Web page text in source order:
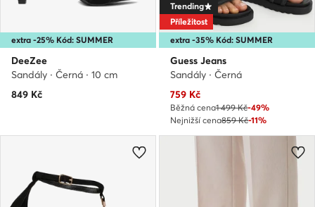
extra -25% Kód: SUMMER
DeeZee
Sandály · Černá · 10 cm
849 Kč
extra -35% Kód: SUMMER
Trending
Příležitost
Guess Jeans
Sandály · Černá
Aktuální cena
759 Kč
Běžná cena1 499 Kč-49%
Nejnižší cena859 Kč-11%